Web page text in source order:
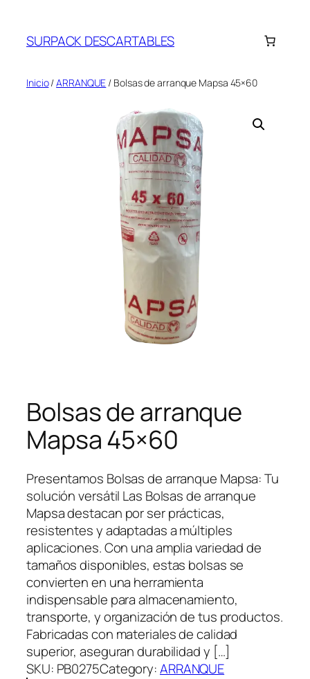
contenido
SURPACK DESCARTABLES
Inicio/ARRANQUE / Bolsas de arranque Mapsa 45×60
Bolsas de arranque
Mapsa 45×60
Presentamos Bolsas de arranque Mapsa: Tu
solución versátil Las Bolsas de arranque
Mapsa destacan por ser prácticas,
resistentes y adaptadas a múltiples
aplicaciones. Con una amplia variedad de
tamaños disponibles, estas bolsas se
convierten en una herramienta
indispensable para almacenamiento,
transporte, y organización de tus productos.
Fabricadas con materiales de calidad
superior, aseguran durabilidad y […]
SKU: PB0275Category:ARRANQUE